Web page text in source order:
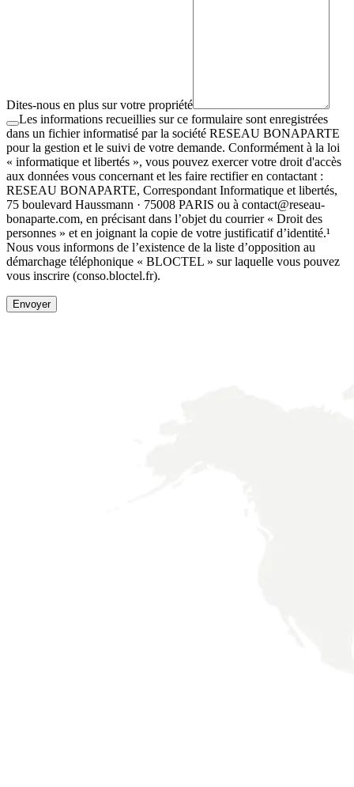
Dites-nous en plus sur votre propriété
Les informations recueillies sur ce formulaire sont enregistrées
dans un fichier informatisé par la société RESEAU BONAPARTE
pour la gestion et le suivi de votre demande. Conformément à la loi
« informatique et libertés », vous pouvez exercer votre droit d'accès
aux données vous concernant et les faire rectifier en contactant :
RESEAU BONAPARTE, Correspondant Informatique et libertés,
75 boulevard Haussmann · 75008 PARIS ou à contact@reseau-
bonaparte.com, en précisant dans l’objet du courrier « Droit des
personnes » et en joignant la copie de votre justificatif d’identité.¹
Nous vous informons de l’existence de la liste d’opposition au
démarchage téléphonique « BLOCTEL » sur laquelle vous pouvez
vous inscrire (conso.bloctel.fr).
Envoyer